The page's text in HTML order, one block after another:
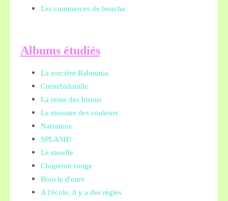
Les commerces de bouche
Albums étudiés
La sorcière Rabounia
Cornebidouille
La reine des bisous
Le monstre des couleurs
Narramus
SPLASH!
Le moufle
Chaperon rouge
Boucle d'ours
A l'école, il y a des règles